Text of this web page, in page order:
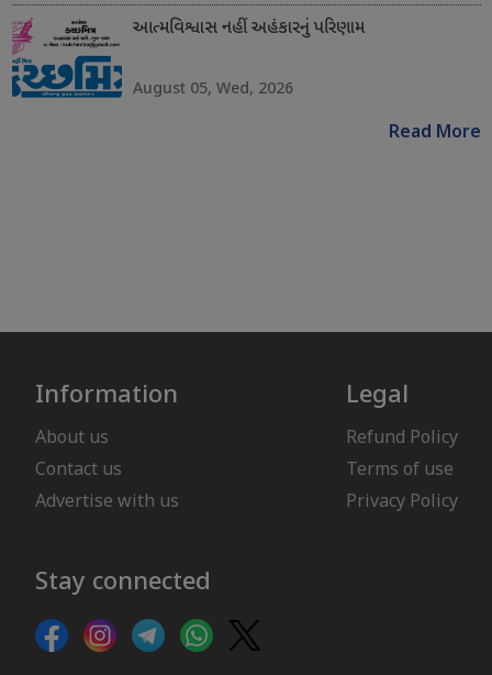
આત્મવિશ્વાસ નહીં અહંકારનું પરિણામ
August 05, Wed, 2026
Read More
Information
About us
Contact us
Advertise with us
Legal
Refund Policy
Terms of use
Privacy Policy
Stay connected